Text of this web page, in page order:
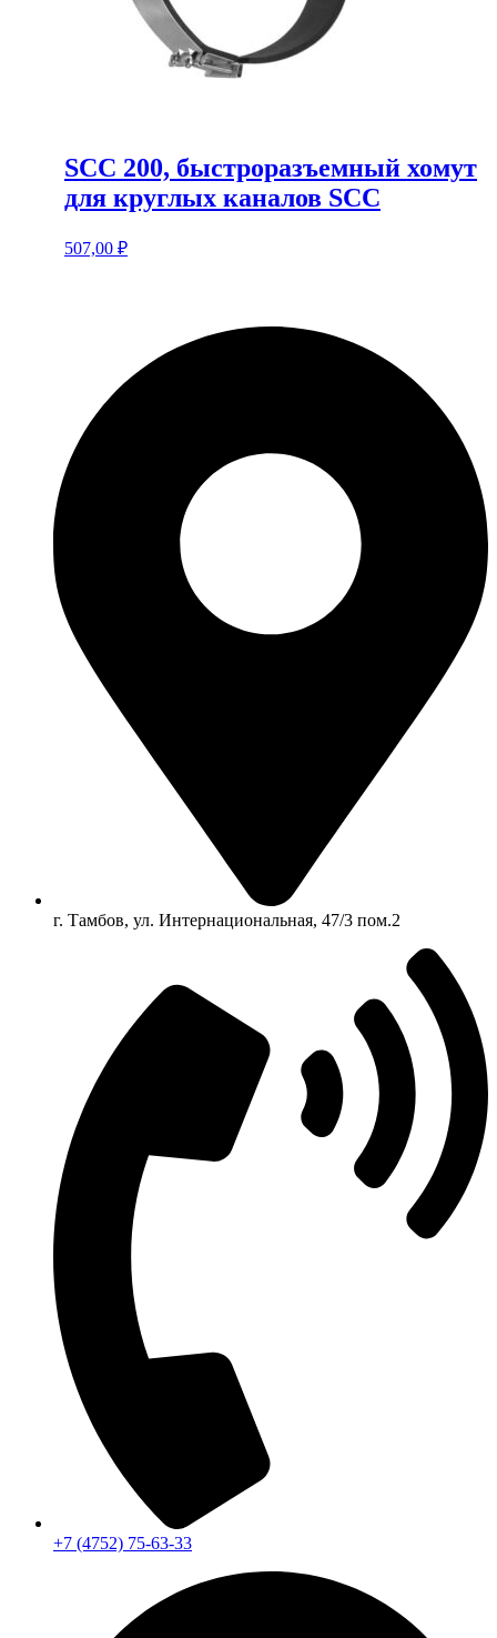
SCC 200, быстроразъемный хомут
для круглых каналов SCC
507,00 ₽
г. Тамбов, ул. Интернациональная, 47/3 пом.2
+7 (4752) 75-63-33